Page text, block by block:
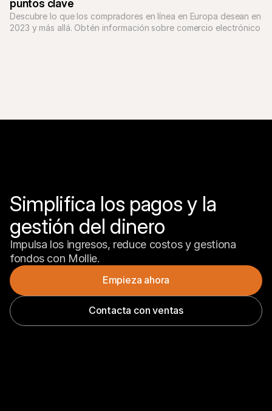
puntos clave
Descubre lo que los compradores en línea en Europa desean en
2023 y más allá. Obtén información sobre comercio electrónico
Simplifica los pagos y la
gestión del dinero
Impulsa los ingresos, reduce costos y gestiona
fondos con Mollie.
Empieza ahora
Contacta con ventas